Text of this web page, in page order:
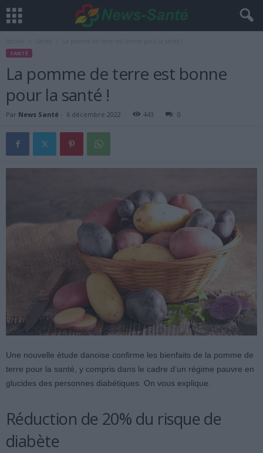
SANTÉ
La pomme de terre est bonne
pour la santé !
Par News Santé - 6 décembre 2022 443 0
Une nouvelle étude danoise confirme les bienfaits de la pomme de
terre pour la santé, y compris dans le cadre d’un régime pauvre en
glucides des personnes diabétiques. On vous explique.
Réduction de 20% du risque de
diabète